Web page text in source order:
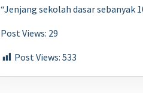
“Jenjang sekolah dasar sebanyak
Post Views: 29
Post Views: 533